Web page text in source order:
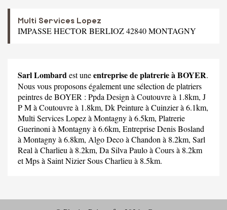
Multi Services Lopez
IMPASSE HECTOR BERLIOZ 42840 MONTAGNY
Sarl Lombardest uneentreprise de platrerie à BOYER.
Nous vous proposons également une sélection de platriers
peintres de BOYER : Ppda Design à Coutouvre à 1.8km, J
P Mà Coutouvre à 1.8km, Dk Peintureà Cuinzier à 6.1km,
Multi Services Lopezà Montagny à 6.5km, Platrerie
Guerinoni à Montagny à 6.6km, Entreprise Denis Bosland
à Montagny à 6.8km, Algo Decoà Chandon à 8.2km, Sarl
Real à Charlieu à 8.2km, Da Silva Pauloà Cours à 8.2km
etMpsà Saint Nizier Sous Charlieu à 8.5km.